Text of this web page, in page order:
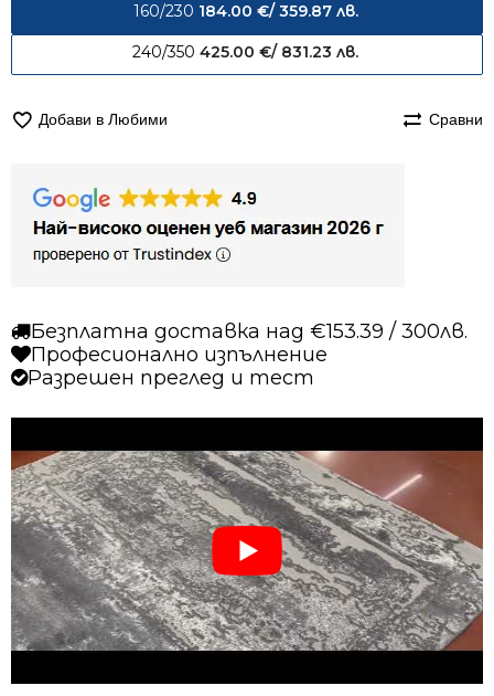
160/230 184.00 €/ 359.87 лв.
240/350 425.00 €/ 831.23 лв.
Добави в Любими Сравни
Безплатна доставка над €153.39 / 300лв.
Професионално изпълнение
Разрешен преглед и тест